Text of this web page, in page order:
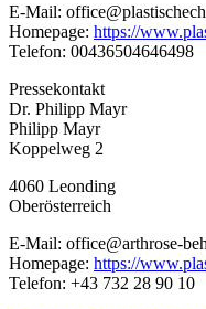
E-Mail:
Homepage: https://
Telefon: 00436504646498
Pressekontakt
Dr. Philipp Mayr
Philipp Mayr
Koppelweg 2
4060 Leonding
Oberösterreich
E-Mail: office@arthrose-
Homepage: https://
Telefon: +43 732 28 90 10